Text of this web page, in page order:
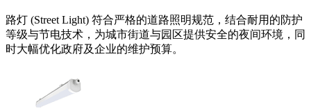
路灯 (Street Light) 符合严格的道路照明规范，结合耐用的防护
等级与节电技术，为城市街道与园区提供安全的夜间环境，同
时大幅优化政府及企业的维护预算。